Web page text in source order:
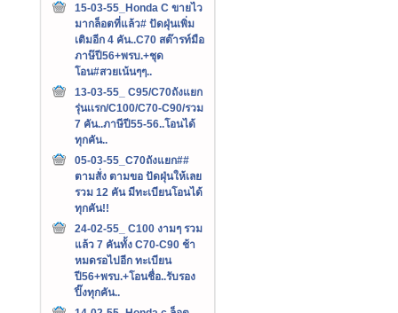
15-03-55_Honda C ขายไว
มากล็อตที่แล้ว# ปัดฝุ่นเพิ่ม
เติมอีก 4 คัน..C70 สต๊ารท์มือ
ภาษ๊ปี56+พรบ.+ชุด
โอน#สวยเน้นๆๆ..
13-03-55_ C95/C70ถังแยก
รุ่นเเรก/C100/C70-C90/รวม
7 คัน..ภาษีปี55-56..โอนได้
ทุกคัน..
05-03-55_C70ถังแยก##
ตามสั่ง ตามขอ ปัดฝุ่นให้เลย
รวม 12 คัน มีทะเบียนโอนได้
ทุกคัน!!
24-02-55_ C100 งามๆ รวม
แล้ว 7 คันทั้ง C70-C90 ช้า
หมดรอไปอีก ทะเบียน
ปี56+พรบ.+โอนชื่อ..รับรอง
ปิ๊งทุกคัน..